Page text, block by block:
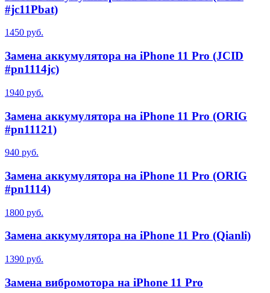
#jc11Pbat)
1450 руб.
Замена аккумулятора на iPhone 11 Pro (JCID
#pn1114jc)
1940 руб.
Замена аккумулятора на iPhone 11 Pro (ORIG
#pn11121)
940 руб.
Замена аккумулятора на iPhone 11 Pro (ORIG
#pn1114)
1800 руб.
Замена аккумулятора на iPhone 11 Pro (Qianli)
1390 руб.
Замена вибромотора на iPhone 11 Pro